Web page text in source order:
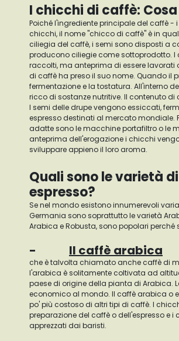
I chicchi di caffè:
Poiché l'ingrediente principale del caffè -
chicchi, il nome "chicco di caffè" è in
ciliegia del caffè, i semi sono disposti a
producono ciliegie come sottoprodotto.
raccolti, ma anteprima di essere lavorati
di caffè ha preso il suo nome. Quando
fermentazione e la tostatura. All'interno
ricco di sostanze nutritive. Il contenuto di
I semi delle drupe vengono essiccati,
espresso destinati al mercato mondiale.
adatte sono le macchine portafiltro o le
anteprima dell'erogazione i chicchi
sviluppare appieno il loro aroma.
Quali sono le varietà
espresso?
Se nel mondo esistono innumerevoli
Germania sono soprattutto le varietà
Arabica e Robusta, sono popolari
- Il caffè arabica
che è talvolta chiamato anche caffè di
l'arabica è solitamente coltivata ad
paese di origine della pianta di Arabica.
economico al mondo. Il caffè arabica o
po' più costoso di altri tipi di caffè. I
preparazione del caffè o dell'espresso e
apprezzati dai baristi.